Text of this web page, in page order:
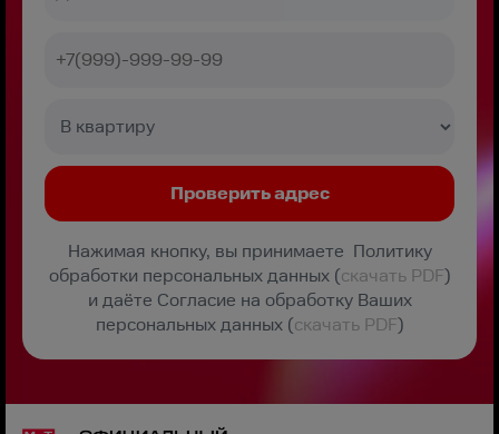
Нажимая кнопку, вы принимаете Политику
обработки персональных данных (скачать PDF)
и даёте Согласие на обработку Ваших
персональных данных (скачать PDF)